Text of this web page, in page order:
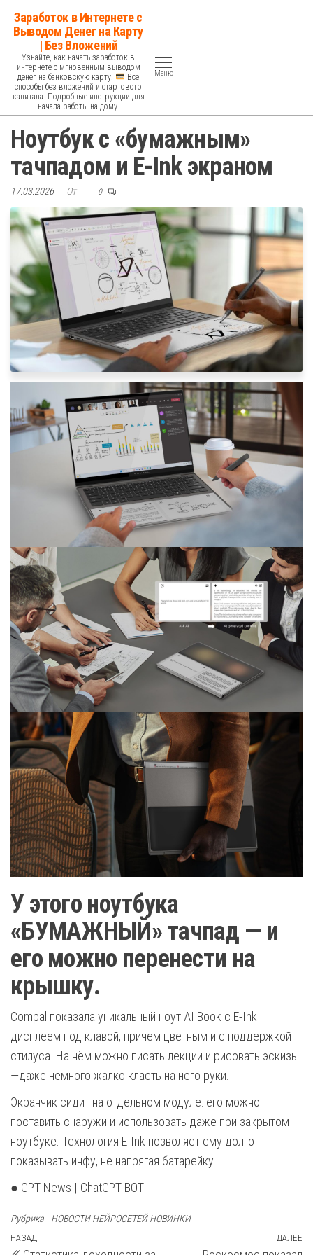
Перейти
содержимому
Заработок в Интернете с
Выводом Денег на Карту
| Без Вложений
Узнайте, как начать заработок в
интернете с мгновенным выводом
денег на банковскую карту.
Все
способы без вложений и стартового
капитала. Подробные инструкции для
начала работы на дому.
Меню
Ноутбук с «бумажным»
тачпадом и E-Ink экраном
17.03.2026 От 0
У этого ноутбука
«БУМАЖНЫЙ» тачпад — и
его можно перенести на
крышку.
Compal показала уникальный ноут AI Book с E-Ink
дисплеем под клавой, причём цветным и с поддержкой
стилуса. На нём можно писать лекции и рисовать эскизы
—даже немного жалко класть на него руки.
Экранчик сидит на отдельном модуле: его можно
поставить снаружи и использовать даже при закрытом
ноутбуке. Технология E-Ink позволяет ему долго
показывать инфу, не напрягая батарейку.
● GPT News | ChatGPT BOT
Рубрика НОВОСТИ НЕЙРОСЕТЕЙ НОВИНКИ
Навигация
Предыдущая
НАЗАД ДАЛЕЕ